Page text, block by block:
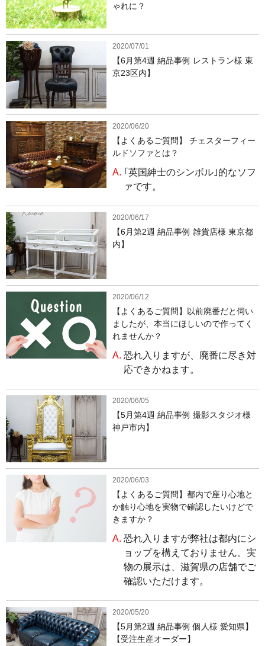
ゃれに？
2020/07/01
【6月第4週 納品事例 レストラン様 東
京23区内】
2020/06/20
【よくあるご質問】 チェスターフィー
ルドソファとは？
A. ｢英国紳士のシンボル｣的なソフ
ァです。
2020/06/17
【6月第2週 納品事例 雑貨店様 東京都
内】
2020/06/12
【よくあるご質問】以前廃番だと伺い
ましたが、本当にほしいので作ってく
れませんか？
A. 恐れ入りますが、廃番に尽き対
応できかねます。
2020/06/05
【5月第4週 納品事例 撮影スタジオ様
神戸市内】
2020/06/03
【よくあるご質問】都内で座り心地と
か触り心地を実物で確認したいけどで
きますか？
A. 恐れ入りますが弊社は都内にシ
ョップを構えておりません。実
物の展示は、滋賀県の店舗でご
確認いただけます。
2020/05/20
【5月第2週 納品事例 個人様 愛知県】
【受注生産オーダー】